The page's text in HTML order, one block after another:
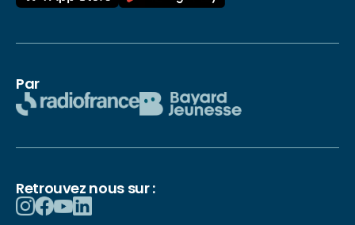
Par
Retrouvez nous sur :